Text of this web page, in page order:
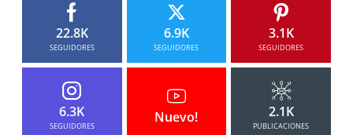
22.8K
SEGUIDORES
6.9K
SEGUIDORES
3.1K
SEGUIDORES
6.3K
SEGUIDORES
Nuevo! 2.1K
PUBLICACIONES